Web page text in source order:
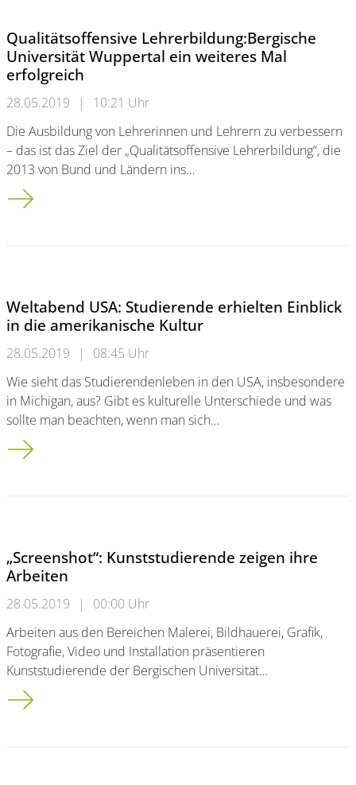
Qualitätsoffensive Lehrerbildung:Bergische
Universität Wuppertal ein weiteres Mal
erfolgreich
28.05.2019 |
10:21 Uhr
Die Ausbildung von Lehrerinnen und Lehrern zu verbessern
– das ist das Ziel der „Qualitätsoffensive Lehrerbildung“, die
2013 von Bund und Ländern ins…
Qualitätsoffensive Lehrerbildung:<br />Bergische
Weltabend USA: Studierende erhielten Einblick
in die amerikanische Kultur
28.05.2019 |
08:45 Uhr
Wie sieht das Studierendenleben in den USA, insbesondere
in Michigan, aus? Gibt es kulturelle Unterschiede und was
sollte man beachten, wenn man sich…
Weltabend USA: Studierende erhielten Einblick in die
„Screenshot“: Kunststudierende zeigen ihre
Arbeiten
28.05.2019 |
00:00 Uhr
Arbeiten aus den Bereichen Malerei, Bildhauerei, Grafik,
Fotografie, Video und Installation präsentieren
Kunststudierende der Bergischen Universität…
„Screenshot“: Kunststudierende zeigen ihre Arbeiten